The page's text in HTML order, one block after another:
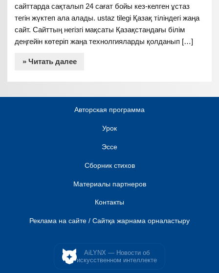
сайттарда сақталып 24 сағат бойы кез-келген ұстаз
тегін жүктеп ала алады. ustaz tilegi Қазақ тіліндегі жаңа
сайт. Сайттың негізгі мақсаты Қазақстандағы білім
деңгейін көтеріп жаңа технолгияларды қолданып […]
» Читать далее
Авторская программа
Урок
Эссе
Сборник стихов
Материалы партнеров
Контакты
Реклама на сайте / Сайтқа жарнама орналастыру
AiLYNX — Новости об
искусственном интеллекте